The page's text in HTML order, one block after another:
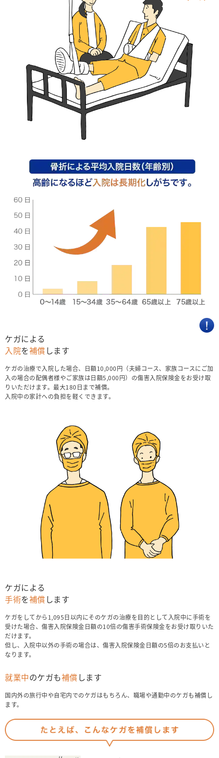
ケガによる
入院を補償 します
ケガの治療で入院した場合、日額10,000円（夫婦コース、家族コースにご加
入の場合の配偶者様やご家族は日額5,000円）の傷害入院保険金をお受け取
りいただけます。最大180日まで補償。
入院中の家計への負担を軽くできます。
ケガによる
手術を補償 します
ケガをしてから1,095日以内にそのケガの治療を目的として入院中に手術を
受けた場合、傷害入院保険金日額の10倍の傷害手術保険金をお受け取りいた
だけます。
但し、入院中以外の手術の場合は、傷害入院保険金日額の5倍のお支払いと
なります。
就業中のケガも補償 します
国内外の旅行中や自宅内でのケガはもちろん、職場や通勤中のケガも補償し
ます。